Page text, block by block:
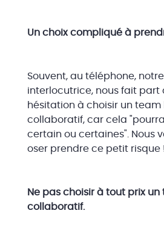
Un choix compliqué à
Souvent, au téléphone,
interlocutrice, nous fait part
hésitation à choisir un team
collaboratif, car cela
certain ou certaines". Nous
oser prendre ce petit risque
Ne pas choisir à tout prix
collaboratif.